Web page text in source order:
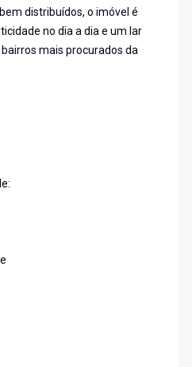
distribuídos, o imóvel é
no dia a dia e um lar
mais procurados da